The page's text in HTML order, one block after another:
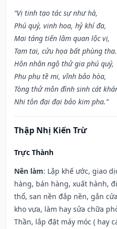
“Vị tinh tạo tác sự như hà,
Phú quý, vinh hoa, hỷ khí đa,
Mai táng tiến lâm quan lộc vị,
Tam tai, cửu họa bất phùng tha.
Hôn nhân ngộ thử gia phú quý,
Phu phụ tề mi, vĩnh bảo hòa,
Tòng thử môn đình sinh cát
Nhi tôn đại đại bảo kim pha.”
Thập Nhị Kiến Trừ
Trực Thành
Nên làm: Lập khế ước, giao
hàng, bán hàng, xuất hành,
thổ, san nền đắp nền, gắn
kho vựa, làm hay sửa chữa
Thần, lắp đặt máy móc ( hay